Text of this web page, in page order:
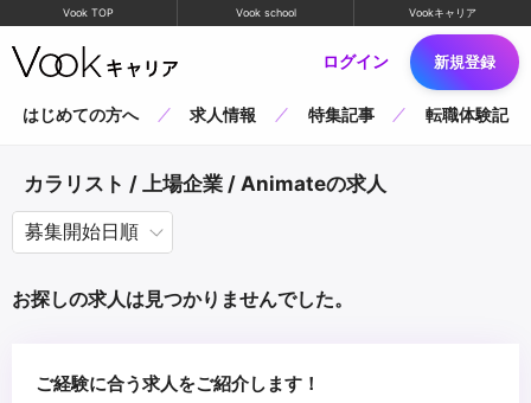
Vook TOP Vook school Vookキャリア
ログイン 新規登録
はじめての方へ 求人情報 特集記事 転職体験記
カラリスト / 上場企業 / Animateの求人
お探しの求人は見つかりませんでした。
ご経験に合う求人をご紹介します！